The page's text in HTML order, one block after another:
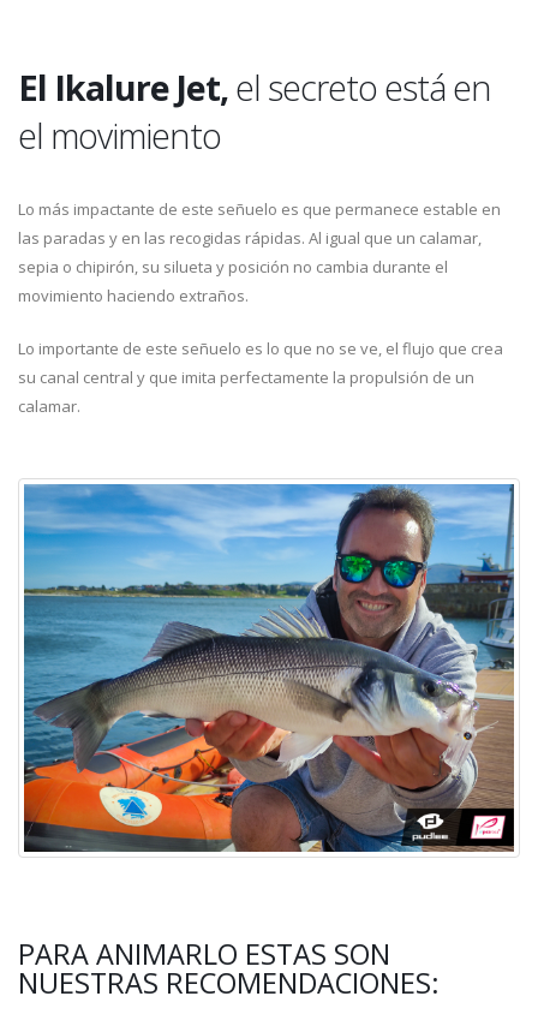
El Ikalure Jet,el secreto está en
el movimiento
Lo más impactante de este señuelo es que permanece estable en
las paradas y en las recogidas rápidas. Al igual que un calamar,
sepia o chipirón, su silueta y posición no cambia durante el
movimiento haciendo extraños.
Lo importante de este señuelo es lo que no se ve, el flujo que crea
su canal central y que imita perfectamente la propulsión de un
calamar.
PARA ANIMARLO ESTAS SON
NUESTRAS RECOMENDACIONES: